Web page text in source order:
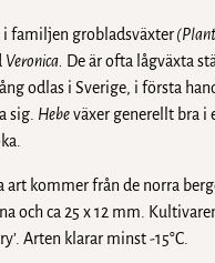
familjen grobladsväxter
Veronica. De är ofta lågväxta
odlas i Sverige, i första
sig. Hebeväxer generellt bra i
art kommer från de norra
och ca 25 x 12 mm.
Arten klarar minst -15°C.